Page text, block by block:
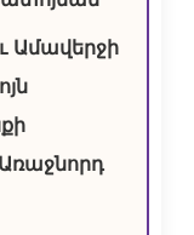
Ամավերջի